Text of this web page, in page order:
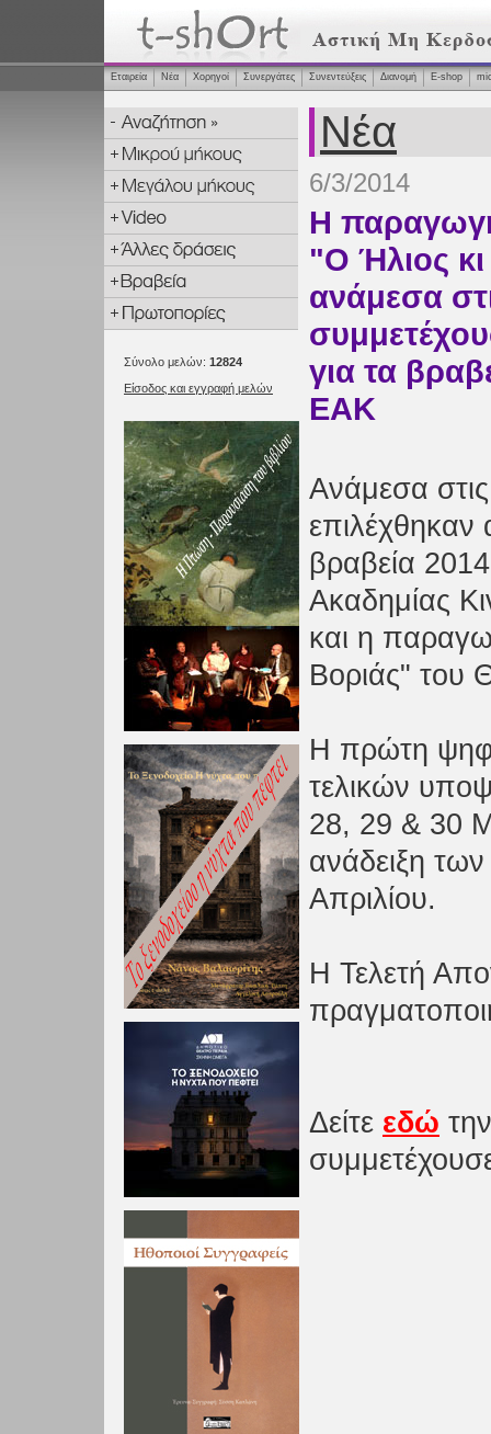
Εταιρεία Νέα Χορηγοί Συνεργάτες Συνεντεύξεις Διανομή Ε-shop
Σύνολο μελών: 12824
Είσοδος και εγγραφή μελών
Νέα
6/3/2014
Η
"Ο Ήλιος
ανάμεσα
για τα
ΕΑΚ
Ανάμεσα στις
επιλέχθηκαν
βραβεία
Ακαδημίας
και η
Βοριάς" του
Η πρώτη
τελικών
28, 29 & 30
ανάδειξη
Απριλίου.
Η Τελετή
Δείτε εδώ